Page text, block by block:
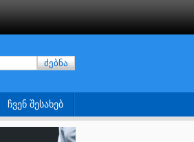
ძებნა
ᲩᲕᲔᲜ ᲨᲔᲡᲐᲮᲔᲑ